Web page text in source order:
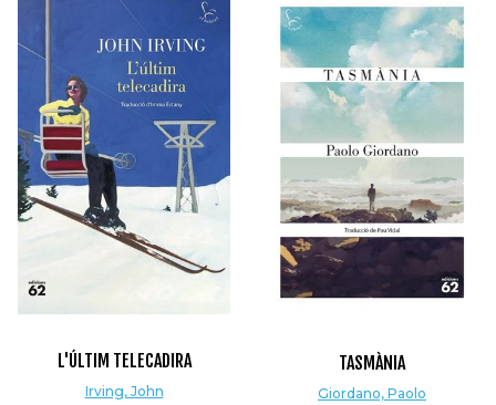
L'ÚLTIM TELECADIRA
Irving, John
TASMÀNIA
Giordano, Paolo